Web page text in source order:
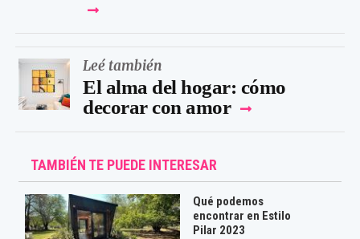
Leé también
El alma del hogar: cómo
decorar con amor
TAMBIÉN TE PUEDE INTERESAR
Qué podemos
encontrar en Estilo
Pilar 2023